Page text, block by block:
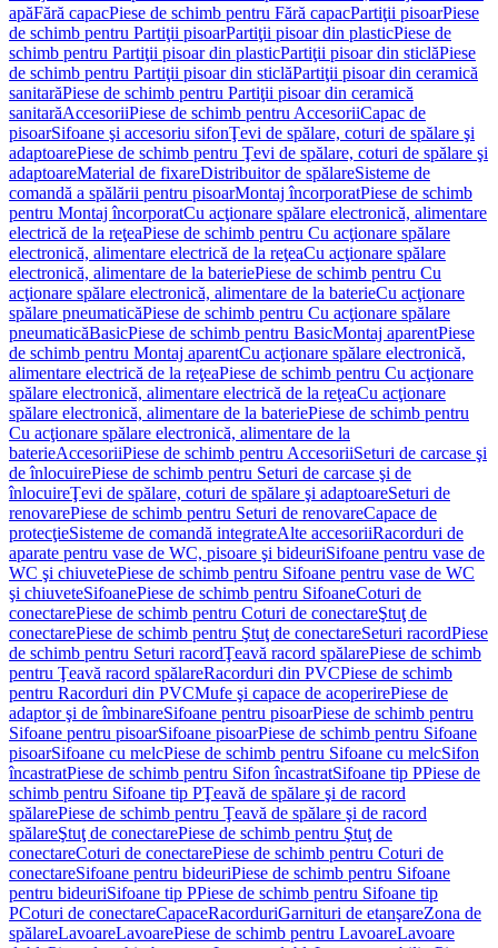
apăFără capacPiese de schimb pentru Fără capacPartiţii pisoarPiese
de schimb pentru Partiţii pisoarPartiţii pisoar din plasticPiese de
schimb pentru Partiţii pisoar din plasticPartiţii pisoar din sticlăPiese
de schimb pentru Partiţii pisoar din sticlăPartiţii pisoar din ceramică
sanitarăPiese de schimb pentru Partiţii pisoar din ceramică
sanitarăAccesoriiPiese de schimb pentru AccesoriiCapac de
pisoarSifoane şi accesoriu sifonŢevi de spălare, coturi de spălare şi
adaptoarePiese de schimb pentru Ţevi de spălare, coturi de spălare şi
adaptoareMaterial de fixareDistribuitor de spălareSisteme de
comandă a spălării pentru pisoarMontaj încorporatPiese de schimb
pentru Montaj încorporatCu acţionare spălare electronică, alimentare
electrică de la reţeaPiese de schimb pentru Cu acţionare spălare
electronică, alimentare electrică de la reţeaCu acţionare spălare
electronică, alimentare de la bateriePiese de schimb pentru Cu
acţionare spălare electronică, alimentare de la baterieCu acţionare
spălare pneumaticăPiese de schimb pentru Cu acţionare spălare
pneumaticăBasicPiese de schimb pentru BasicMontaj aparentPiese
de schimb pentru Montaj aparentCu acţionare spălare electronică,
alimentare electrică de la reţeaPiese de schimb pentru Cu acţionare
spălare electronică, alimentare electrică de la reţeaCu acţionare
spălare electronică, alimentare de la bateriePiese de schimb pentru
Cu acţionare spălare electronică, alimentare de la
baterieAccesoriiPiese de schimb pentru AccesoriiSeturi de carcase şi
de înlocuirePiese de schimb pentru Seturi de carcase şi de
înlocuireŢevi de spălare, coturi de spălare şi adaptoareSeturi de
renovarePiese de schimb pentru Seturi de renovareCapace de
protecţieSisteme de comandă integrateAlte accesoriiRacorduri de
aparate pentru vase de WC, pisoare şi bideuriSifoane pentru vase de
WC şi chiuvetePiese de schimb pentru Sifoane pentru vase de WC
şi chiuveteSifoanePiese de schimb pentru SifoaneCoturi de
conectarePiese de schimb pentru Coturi de conectareŞtuţ de
conectarePiese de schimb pentru Ştuţ de conectareSeturi racordPiese
de schimb pentru Seturi racordŢeavă racord spălarePiese de schimb
pentru Ţeavă racord spălareRacorduri din PVCPiese de schimb
pentru Racorduri din PVCMufe şi capace de acoperirePiese de
adaptor şi de îmbinareSifoane pentru pisoarPiese de schimb pentru
Sifoane pentru pisoarSifoane pisoarPiese de schimb pentru Sifoane
pisoarSifoane cu melcPiese de schimb pentru Sifoane cu melcSifon
încastratPiese de schimb pentru Sifon încastratSifoane tip PPiese de
schimb pentru Sifoane tip PŢeavă de spălare şi de racord
spălarePiese de schimb pentru Ţeavă de spălare şi de racord
spălareŞtuţ de conectarePiese de schimb pentru Ştuţ de
conectareCoturi de conectarePiese de schimb pentru Coturi de
conectareSifoane pentru bideuriPiese de schimb pentru Sifoane
pentru bideuriSifoane tip PPiese de schimb pentru Sifoane tip
PCoturi de conectareCapaceRacorduriGarnituri de etanşareZona de
spălareLavoareLavoarePiese de schimb pentru LavoareLavoare